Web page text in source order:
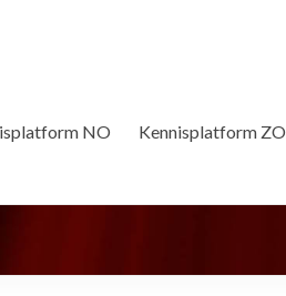
NO Kennisplatform ZO